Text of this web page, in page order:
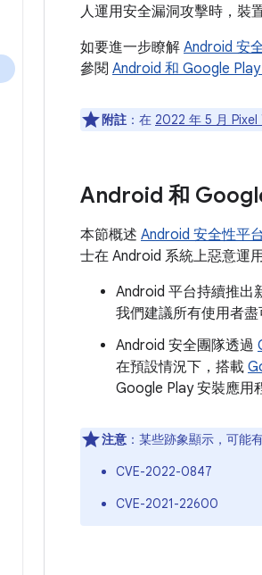
人運用安全漏洞攻擊時，裝
如要進一步瞭解 Android 安
參閱 Android 和 Google
附註 ：在 2022 年 5 月 Pixel
Android 和
本節概述 Android 安全性平台
士在 Android 系統上惡意運
Android 平台持續推出
我們建議所有使用者盡
Android 安全團隊透過
在預設情況下，搭載
Google Play 安裝應用
注意 ：某些跡象顯示，可能
CVE-2022-0847
CVE-2021-22600